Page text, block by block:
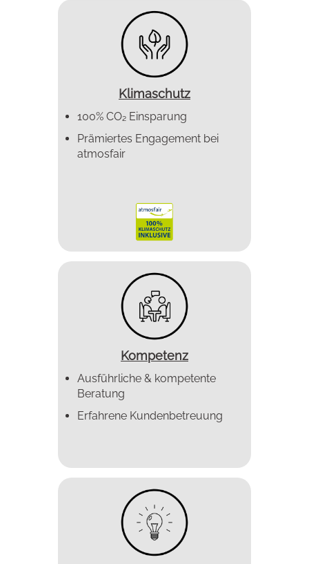
Klimaschutz
100% CO₂ Einsparung
Prämiertes Enga­gement bei
atmosfair
Kompetenz
Ausführliche & kompetente
Beratung
Erfahrene Kundenbetreuung